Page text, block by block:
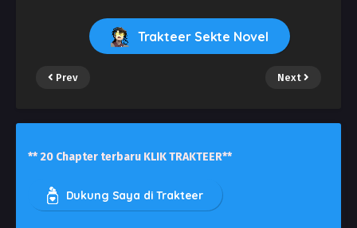
Trakteer Sekte Novel
Prev Next
** 20 Chapter terbaru KLIK TRAKTEER**
Dukung Saya di Trakteer